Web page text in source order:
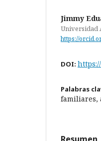
Jimmy
Universidad
https://
DOI:
Palabras
familiares,